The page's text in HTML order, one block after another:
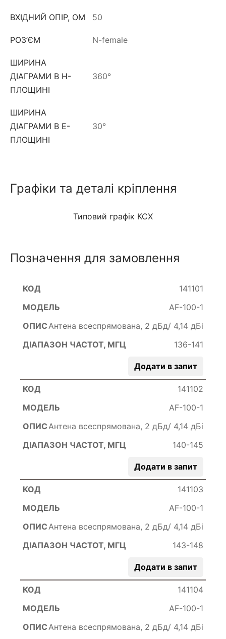
ВХІДНИЙ ОПІР, ОМ 50
РОЗ’ЄМ N-female
ШИРИНА
ДІАГРАМИ В Н-
ПЛОЩИНІ
360°
ШИРИНА
ДІАГРАМИ В Е-
ПЛОЩИНІ
30°
Графіки та деталі кріплення
Типовий графік КСХ
Позначення для замовлення
141101
AF-100-1
Антена всеспрямована, 2 дБд/ 4,14 дБі
136-141
Додати в запит
141102
AF-100-1
Антена всеспрямована, 2 дБд/ 4,14 дБі
140-145
Додати в запит
141103
AF-100-1
Антена всеспрямована, 2 дБд/ 4,14 дБі
143-148
Додати в запит
141104
AF-100-1
Антена всеспрямована, 2 дБд/ 4,14 дБі